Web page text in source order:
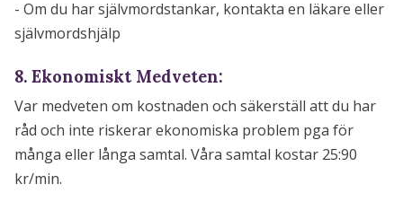
- Om du har självmordstankar, kontakta en läkare eller
självmordshjälp
8. Ekonomiskt Medveten:
Var medveten om kostnaden och säkerställ att du har
råd och inte riskerar ekonomiska problem pga för
många eller långa samtal. Våra samtal kostar 25:90
kr/min.